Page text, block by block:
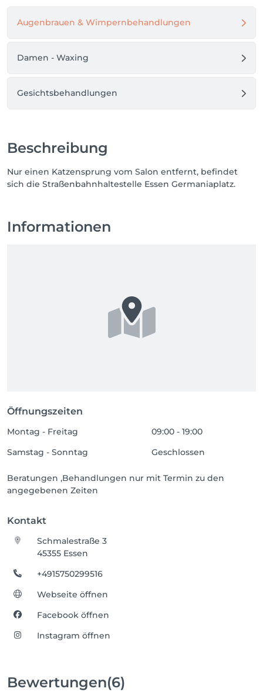
Augenbrauen & Wimpernbehandlungen
Damen - Waxing
Gesichtsbehandlungen
Beschreibung
Nur einen Katzensprung vom Salon entfernt, befindet
sich die Straßenbahnhaltestelle Essen Germaniaplatz.
Informationen
Öffnungszeiten
Montag - Freitag
09:00 - 19:00
Samstag - Sonntag
Geschlossen
Beratungen ,Behandlungen nur mit Termin zu den
angegebenen Zeiten
Kontakt
Schmalestraße 3
45355 Essen
+4915750299516
Webseite öffnen
Facebook öffnen
Instagram öffnen
Bewertungen(6)